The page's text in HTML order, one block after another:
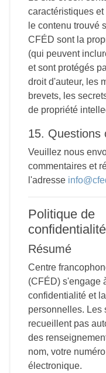
caractéristiques
le contenu trouvé
CFÉD sont la
(qui peuvent
et sont protégés
droit d'auteur, les
brevets, les
de propriété
15. Questions
Veuillez nous
commentaires et
l'adresse
Politique de
confidentialité
Résumé
Centre
(CFÉD) s'engage
confidentialité et
personnelles. Les
recueillent pas
des
nom, votre
électronique.